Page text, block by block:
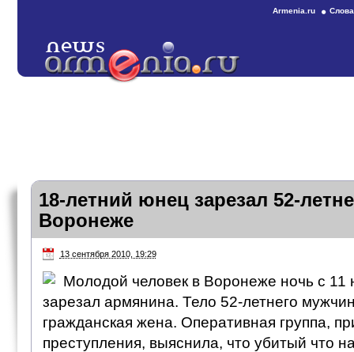
Armenia.ru
18-летний юнец зарезал 52-
Воронеже
13 сентября 2010, 19:29
Молодой человек в Воронеже ночь с 11
зарезал армянина. Тело 52-летнего
гражданская жена. Оперативная группа,
преступления, выяснила, что убитый что